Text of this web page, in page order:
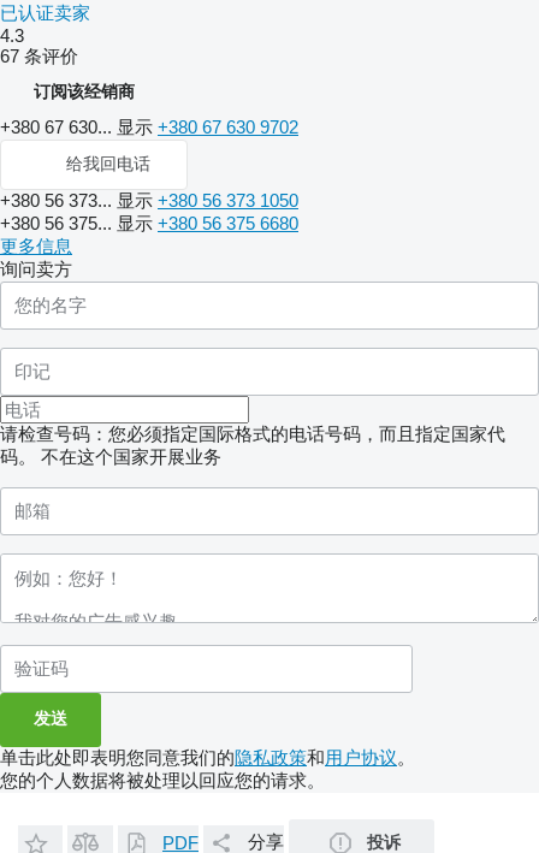
已认证卖家
4.3
67 条评价
订阅该经销商
+380 67 630... 显示 +380 67 630 9702
给我回电话
+380 56 373... 显示 +380 56 373 1050
+380 56 375... 显示 +380 56 375 6680
更多信息
询问卖方
请检查号码：您必须指定国际格式的电话号码，而且指定国家代
码。
不在这个国家开展业务
单击此处即表明您同意我们的隐私政策和用户协议。
您的个人数据将被处理以回应您的请求。
PDF 分享 投诉